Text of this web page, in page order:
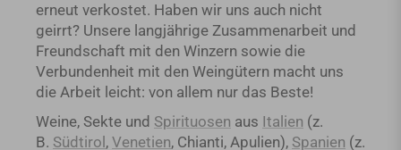
erneut verkostet. Haben wir uns auch nicht
geirrt? Unsere langjährige Zusammenarbeit und
Freundschaft mit den Winzern sowie die
Verbundenheit mit den Weingütern macht uns
die Arbeit leicht: von allem nur das Beste!
Weine, Sekte und Spirituosen aus Italien (z.
B. Südtirol , Venetien, Chianti, Apulien), Spanien (z.